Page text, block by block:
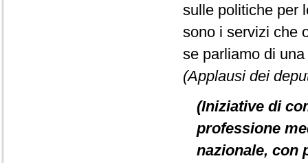
sulle politiche per
sono i servizi che
se parliamo di
(Applausi dei
(Iniziative di
professione
nazionale, con